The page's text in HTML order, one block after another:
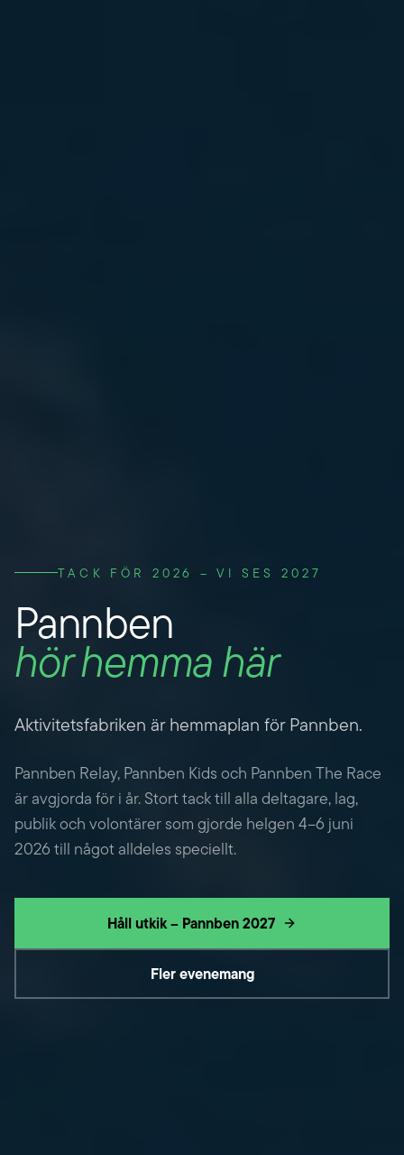
TACK FÖR 2026 – VI SES 2027
Pannben
hör hemma här
Aktivitetsfabriken är hemmaplan för Pannben.
Pannben Relay, Pannben Kids och Pannben The Race
är avgjorda för i år. Stort tack till alla deltagare, lag,
publik och volontärer som gjorde helgen 4–6 juni
2026 till något alldeles speciellt.
Håll utkik – Pannben 2027
Fler evenemang